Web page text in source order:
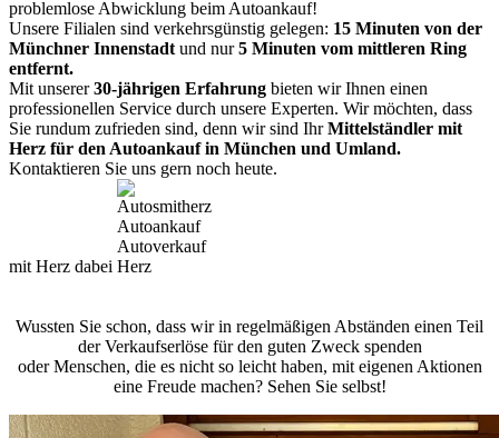
problemlose Abwicklung beim Autoankauf!
Unsere Filialen sind verkehrsgünstig gelegen: 15 Minuten von der
Münchner Innenstadt und nur5 Minuten vom mittleren Ring
entfernt.
Mit unserer30-jährigen Erfahrung bieten wir Ihnen einen
professionellen Service durch unsere Experten. Wir möchten, dass
Sie rundum zufrieden sind, denn wir sind IhrMittelständler mit
Herz für den Autoankauf in München und Umland.
Kontaktieren Sie uns gern noch heute.
mit Herz dabei
Wussten Sie schon, dass wir in regelmäßigen Abständen einen Teil
der Verkaufserlöse für den guten Zweck spenden
oder Menschen, die es nicht so leicht haben, mit eigenen Aktionen
eine Freude machen? Sehen Sie selbst!